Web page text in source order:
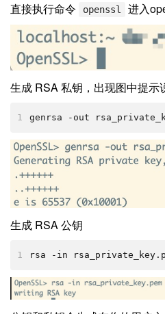
直接执行命令 openssl 进入
生成 RSA 私钥，出现图中提示
1 genrsa -out
生成 RSA 公钥
1 rsa -in